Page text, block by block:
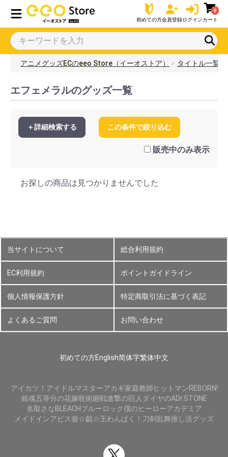
初めての方会員登録ログイン
0
カート
アニメグッズECのeeo Store（イーオストア） タイトル一覧
エフェメラルのグッズ一覧
＋詳細検索する この条件で絞り込む
販売中のみ表示
お探しの商品は見つかりませんでした
当サイトについて 総合利用規約
EC利用規約 ポイントガイドライン
個人情報保護方針 特定商取引法に基づく表記
よくあるご質問 お問い合わせ
初めての方English简体字繁体中文
アイカツ！ アイドルマスターアカギ家庭教師ヒットマンREBORN!
銀魂五等分の花嫁呪術廻戦進撃の巨人 ダイヤのADr.STONE
名取さなBLEACHブルーロック僕のヒーローアカデミア
メイドインアビス遊☆戯☆王わんぱく！刀剣乱舞推し活グッズ